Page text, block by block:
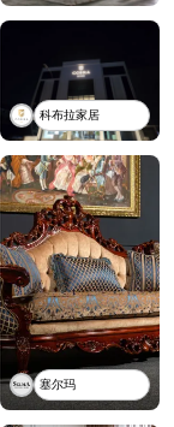
科布拉家居
塞尔玛